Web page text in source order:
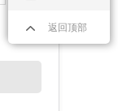
返回顶部